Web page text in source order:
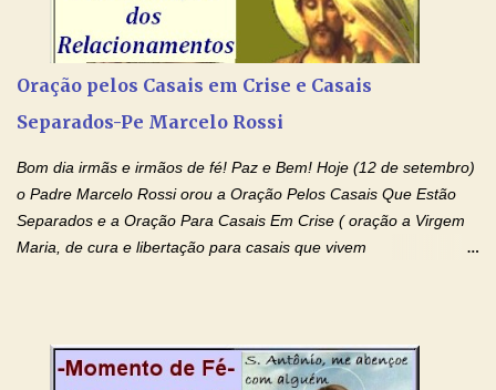
(Rezar durante nove dias seguidos ou intercalados) Nhá Chica,
recorro a vós como intercessora entre a Bondade Divina e as
necessidades humanas. Peço-vos, como favor espiritual, que
entregueis nas mãos do Santíssimo o meu pedido urgente (Fazer
o pedido). Acolhei, Nhá Chica, no vosso coração bondoso as
Oração pelos Casais em Crise e Casais
Separados-Pe Marcelo Rossi
Bom dia irmãs e irmãos de fé! Paz e Bem! Hoje (12 de setembro)
o Padre Marcelo Rossi orou a Oração Pelos Casais Que Estão
Separados e a Oração Para Casais Em Crise ( oração a Virgem
Maria, de cura e libertação para casais que vivem
no programa de rádio Momento de Fé, pela cura dos
relacionamentos. Seu relacionamento está doente? Você está